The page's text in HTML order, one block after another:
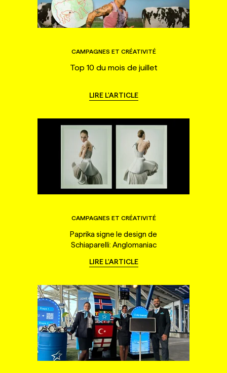
CAMPAGNES ET CRÉATIVITÉ
Top 10 du mois de juillet
LIRE L'ARTICLE
CAMPAGNES ET CRÉATIVITÉ
Paprika signe le design de
Schiaparelli: Anglomaniac
LIRE L'ARTICLE